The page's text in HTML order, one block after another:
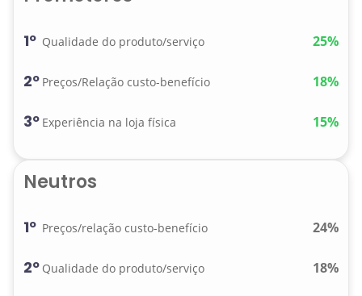
1º Qualidade do produto/serviço 25%
2º Preços/Relação custo-benefício 18%
3º Experiência na loja física 15%
Neutros
1º Preços/relação custo-benefício 24%
2º Qualidade do produto/serviço 18%